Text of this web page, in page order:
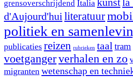
grensoverschrijdend Italia
d'Aujourd'huiliteratuur
politiek en
publicaties reizen rubrieken taaltram
voetgangerverhalen en zo
migranten wetenschap en